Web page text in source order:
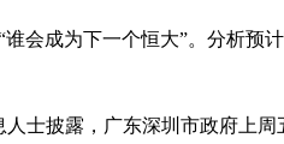
会成为下一个恒大”。分析预
士披露，广东深圳市政府上